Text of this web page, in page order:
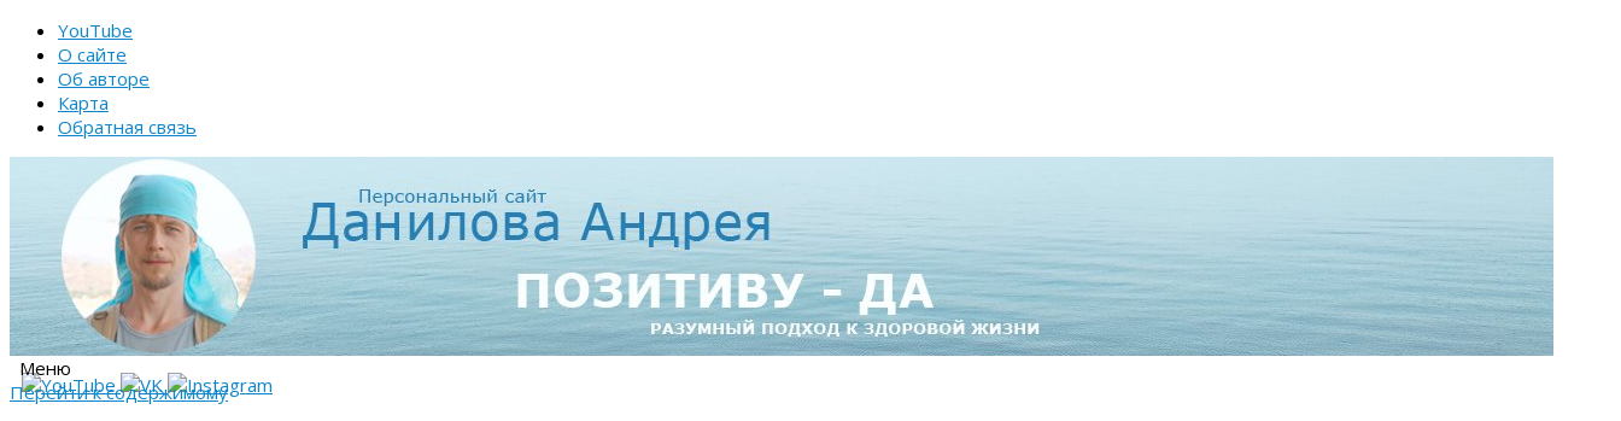
YouTube
О сайте
Об авторе
Карта
Обратная связь
Меню
Перейти к содержимому